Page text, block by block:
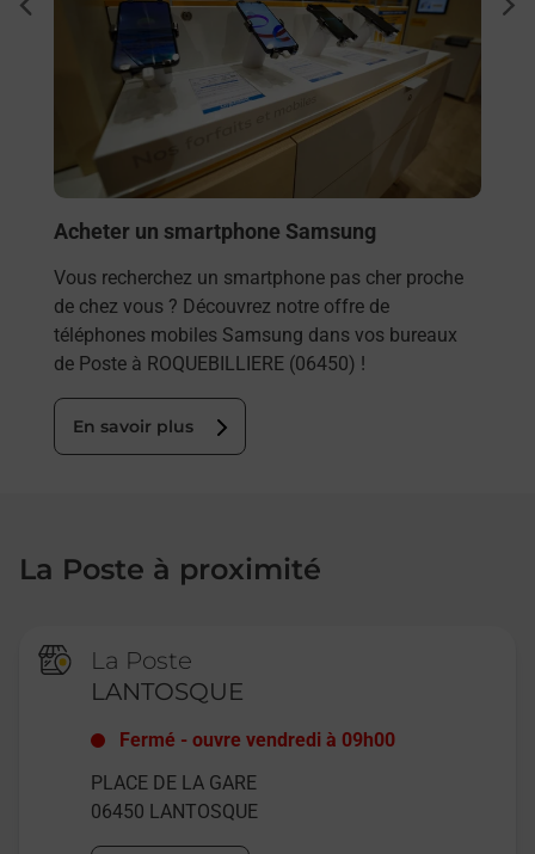
Acheter un smartphone Samsung
Vous recherchez un smartphone pas cher proche
de chez vous ? Découvrez notre offre de
téléphones mobiles Samsung dans vos bureaux
de Poste à ROQUEBILLIERE (06450) !
En savoir plus
La Poste à proximité
La Poste
LANTOSQUE
Fermé -ouvre vendredi à 09h00
PLACE DE LA GARE
06450 LANTOSQUE